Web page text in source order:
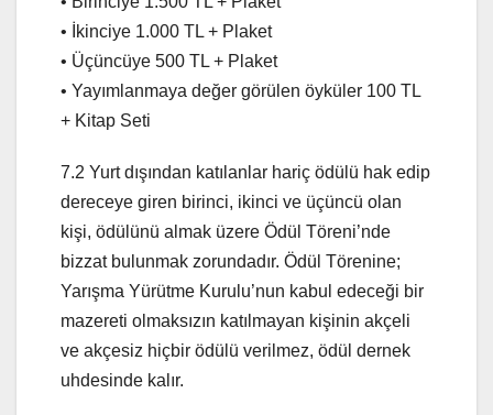
• İkinciye 1.000 TL + Plaket
• Üçüncüye 500 TL + Plaket
• Yayımlanmaya değer görülen öyküler 100 TL
+ Kitap Seti
7.2 Yurt dışından katılanlar hariç ödülü hak edip
dereceye giren birinci, ikinci ve üçüncü olan
kişi, ödülünü almak üzere Ödül Töreni’nde
bizzat bulunmak zorundadır. Ödül Törenine;
Yarışma Yürütme Kurulu’nun kabul edeceği bir
mazereti olmaksızın katılmayan kişinin akçeli
ve akçesiz hiçbir ödülü verilmez, ödül dernek
uhdesinde kalır.